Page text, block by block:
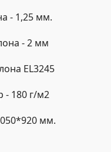
- 1,25 мм.
- 2 мм
EL3245
- 180 г/м2
мм.